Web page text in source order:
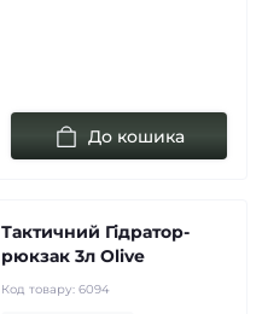
До кошика
Тактичний Гідратор-
рюкзак 3л Olive
Код товару: 6094